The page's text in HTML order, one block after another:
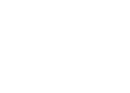
fatturazione, il Periodo
alla data
di un servizio o di un
del servizio durerà
o nella
dal Provider del